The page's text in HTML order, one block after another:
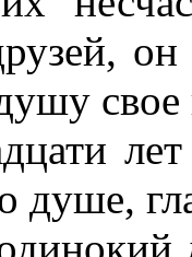
он
свое
душе,